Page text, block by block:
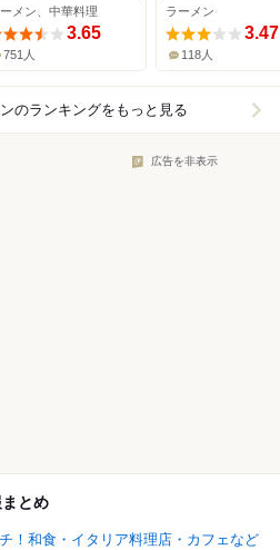
メン、中華料理
3.65
751人
ラーメン
3.47
118人
のランキングをもっと見る
広告を非表示
とめ
！和食・イタリア料理店・カフェなど